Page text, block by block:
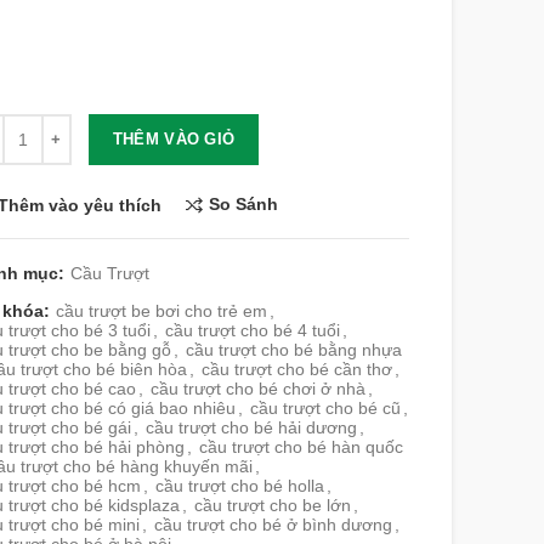
THÊM VÀO GIỎ
vào yêu thích So Sánh
mục: Cầu Trượt
cầu trượt be bơi cho trẻ em ,
trượt cho bé 3 tuổi , cầu trượt cho bé 4 tuổi ,
trượt cho be bằng gỗ , cầu trượt cho bé bằng nhựa
trượt cho bé biên hòa , cầu trượt cho bé cần thơ ,
trượt cho bé cao , cầu trượt cho bé chơi ở nhà ,
trượt cho bé có giá bao nhiêu , cầu trượt cho bé cũ ,
trượt cho bé gái , cầu trượt cho bé hải dương ,
trượt cho bé hải phòng , cầu trượt cho bé hàn quốc
trượt cho bé hàng khuyến mãi ,
trượt cho bé hcm , cầu trượt cho bé holla ,
trượt cho bé kidsplaza , cầu trượt cho be lớn ,
trượt cho bé mini , cầu trượt cho bé ở bình dương ,